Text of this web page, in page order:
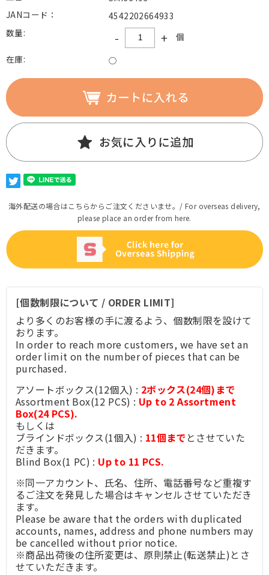
JANコード：
4542202664933
数量:
- +
個
在庫:
○
海外配送の場合はこちらからご注文くださいませ。/ For overseas delivery,
please place an order from here.
[個数制限について / ORDER LIMIT]
より多くのお客様の手に渡るよう、個数制限を設けて
おります。
In order to reach more customers, we have set an
order limit on the number of pieces that can be
purchased.
アソートボックス(12個入) : 2ボックス(24個)まで
Assortment Box(12 PCS) : Up to 2 Assortment
Box(24 PCS).
もしくは
ブラインドボックス(1個入) : 11個まで とさせていた
だきます。
Blind Box(1 PC) : Up to 11 PCS.
※同一アカウント、氏名、住所、電話番号など重複す
るご注文を発見した場合はキャンセルさせていただき
ます。
Please be aware that the orders with duplicated
accounts, names, address and phone numbers may
be cancelled without prior notice.
※商品出荷後の住所変更は、原則禁止(転送禁止)とさ
せていただきます。